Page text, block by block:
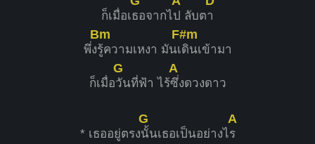
ก็เมื่อเธอจากไป ลับตา
พึ่ง
Bm
รู้ความเหงา มันเ
F#m
ดินเข้ามา
ก็เมื่อ
G
วันที่ฟ้า​ ไร้
A
ซึ่งดวงดาว
* เธออยู่ตรง
G
นั้น​เธอเป็นอย่างไ
A
ร